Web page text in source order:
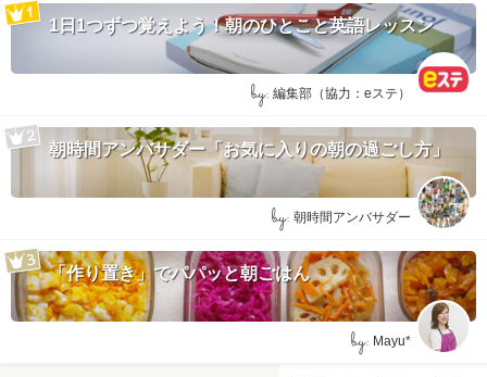
1日1つずつ覚えよう！朝のひとこと英語レッスン
by: 編集部（協力：eステ）
朝時間アンバサダー「お気に入りの朝の過ごし方」
by: 朝時間アンバサダー
「作り置き」でパパッと朝ごはん
by: Mayu*